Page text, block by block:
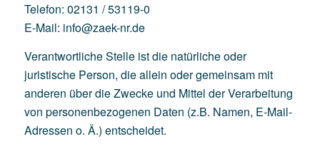
Telefon: 02131 / 53119-0
E-Mail: info@zaek-nr.de
Verantwortliche Stelle ist die natürliche oder
juristische Person, die allein oder gemeinsam mit
anderen über die Zwecke und Mittel der Verarbeitung
von personenbezogenen Daten (z.B. Namen, E-Mail-
Adressen o. Ä.) entscheidet.